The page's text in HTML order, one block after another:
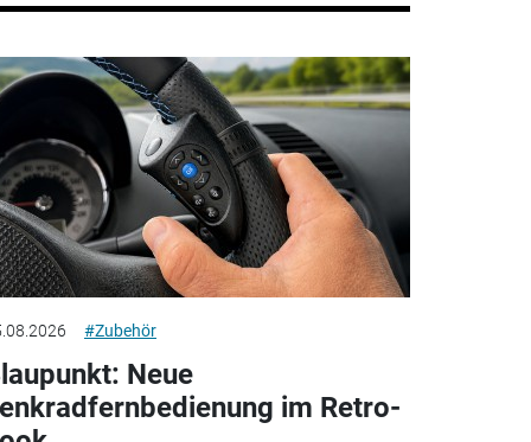
#Zubehör
Neue
im Retro-